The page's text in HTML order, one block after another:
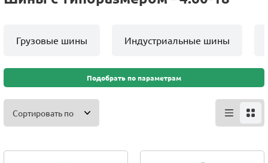
Грузовые шины Индустриальные шины
Подобрать по параметрам
Сортировать по